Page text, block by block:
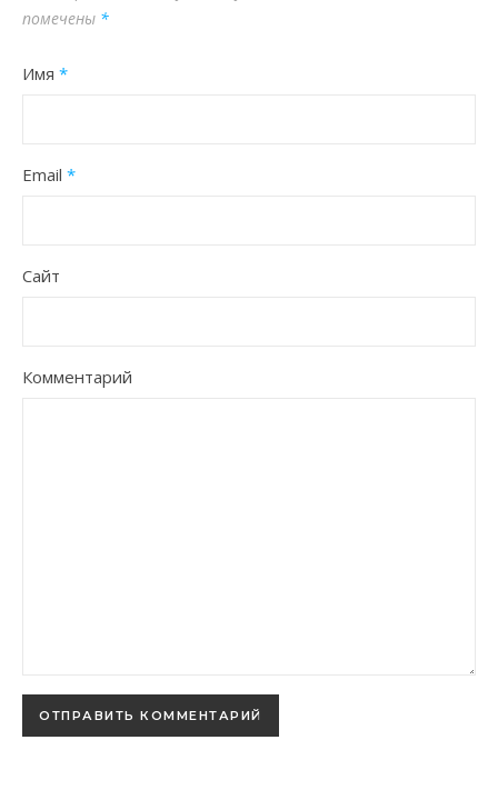
помечены *
Имя *
Email *
Сайт
Комментарий